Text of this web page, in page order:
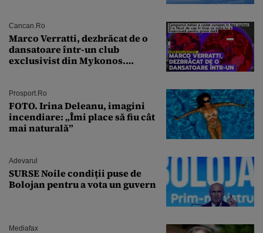
Cancan.ro
Marco Verratti, dezbrăcat de o
dansatoare într-un club
exclusivist din Mykonos.
Prosport.ro
FOTO. Irina Deleanu, imagini
incendiare: „Îmi place să fiu cât
mai naturală”
Adevarul
SURSE Noile condiții puse de
Bolojan pentru a vota un guvern
Mediafax